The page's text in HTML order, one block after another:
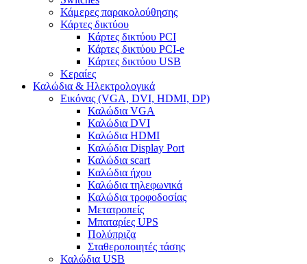
Κάμερες παρακολούθησης
Κάρτες δικτύου
Κάρτες δικτύου PCI
Κάρτες δικτύου PCI-e
Κάρτες δικτύου USB
Κεραίες
Καλώδια & Ηλεκτρολογικά
Εικόνας (VGA, DVI, HDMI, DP)
Καλώδια VGA
Καλώδια DVI
Καλώδια HDMI
Καλώδια Display Port
Καλώδια scart
Καλώδια ήχου
Καλώδια τηλεφωνικά
Καλώδια τροφοδοσίας
Μετατροπείς
Μπαταρίες UPS
Πολύπριζα
Σταθεροποιητές τάσης
Καλώδια USB